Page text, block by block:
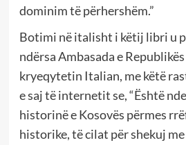
dominim të përhershëm.”
Botimi në italisht i këtij libri u
ndërsa Ambasada e
kryeqytetin Italian, me këtë
e saj të internetit se, “Është
historinë e Kosovës përmes
historike, të cilat për shekuj